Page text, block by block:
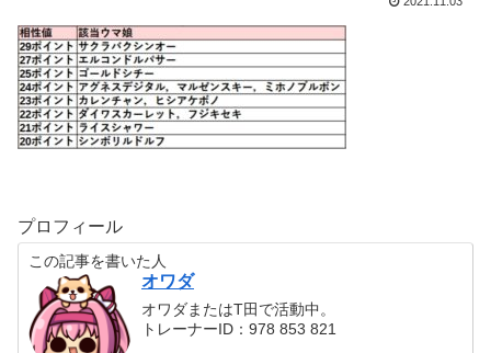
プロフィール
この記事を書いた人
オワダ
オワダまたはT田で活動中。
トレーナーID：978 853 821